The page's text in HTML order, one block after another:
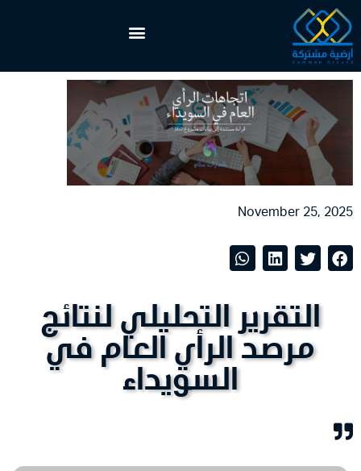
November 25, 2025
التقرير التحليلي لنتائج
مرصد الرأي العام في
السويداء